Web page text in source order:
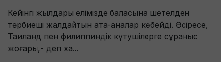
Кейінгі жылдары елімізде баласына шетелден
тәрбиеші жалдайтын ата-аналар көбейді. Әсіресе,
Таиланд пен филиппиндік күтушілерге сұраныс
жоғары,- деп ха...